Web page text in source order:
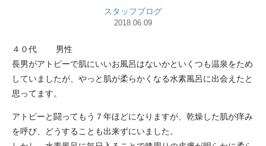
スタッフブログ
2018.06.09
４０代 男性
長男がアトピーで肌にいいお風呂はないかといくつも温泉をため
していましたが、やっと肌が柔らかくなる水素風呂に出会えたと
思ってます。
アトピーと闘ってもう７年ほどになりますが、乾燥した肌が痒み
を呼び、どうすることも出来ずにいました。